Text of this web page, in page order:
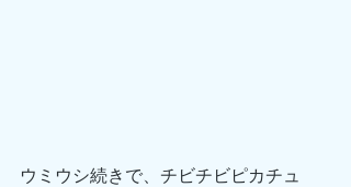
ウミウシ続きで、チビチビピカチュ